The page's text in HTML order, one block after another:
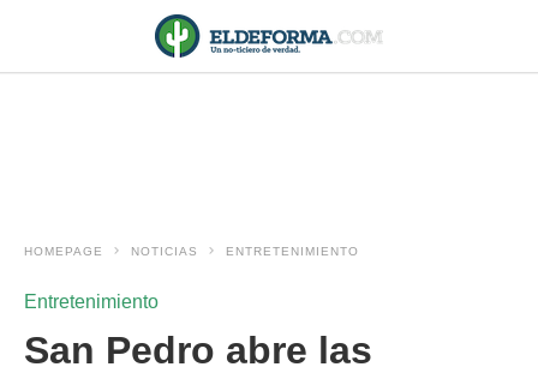
HOMEPAGE NOTICIAS ENTRETENIMIENTO
Entretenimiento
San Pedro abre las